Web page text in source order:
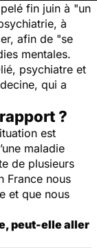
fin juin à "un
à
afin de "se
mentales.
psychiatre et
qui a
?
est
maladie
de plusieurs
France nous
et que nous
peut-elle aller